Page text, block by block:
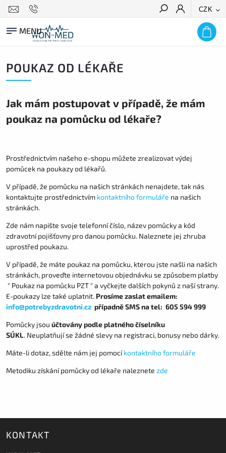
CZK
HLEDAT
POUKAZ OD LÉKAŘE
Jak mám postupovat v případě, že mám
poukaz na pomůcku od lékaře?
Prostřednictvím našeho e-shopu můžete zrealizovat výdej
pomůcek na poukazy od lékařů.
V případě, že pomůcku na našich stránkách nenajdete, tak nás
kontaktujte prostřednictvím kontaktního formuláře na našich
stránkách.
Zde nám napište svoje telefonní číslo, název pomůcky a kód
zdravotní pojišťovny pro danou pomůcku. Naleznete jej zhruba
uprostřed poukazu.
V případě, že máte poukaz na pomůcku, kterou jste našli na našich
stránkách, proveďte internetovou objednávku se způsobem platby
" Poukaz na pomůcku PZT " a vyčkejte dalších pokynů z naší strany.
E-poukazy lze také uplatnit. Prosíme zaslat emailem:
info@potrebyzdravotni.cz případně SMS na tel: 605 594 999
Pomůcky jsou účtovány podle platného číselníku
SÚKL. Neuplatňují se žádné slevy na registraci, bonusy nebo dárky.
Máte-li dotaz, sdělte nám jej pomocíkontaktního formuláře
Metodiku získání pomůcky od lékaře naleznete zde
KONTAKT